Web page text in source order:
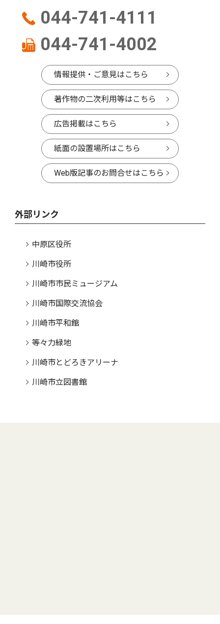
044-741-4111
044-741-4002
情報提供・ご意見はこちら
著作物の二次利用等はこちら
広告掲載はこちら
紙面の設置場所はこちら
Web版記事のお問合せはこちら
外部リンク
中原区役所
川崎市役所
川崎市市民ミュージアム
川崎市国際交流協会
川崎市平和館
等々力緑地
川崎市とどろきアリーナ
川崎市立図書館